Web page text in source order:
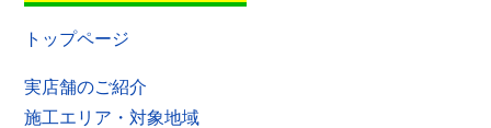
トップページ
実店舗のご紹介
施工エリア・対象地域